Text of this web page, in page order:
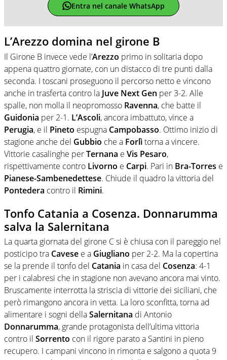
Entra nel canale WhatsApp
L’Arezzo domina nel girone B
Il Girone B invece vede l’Arezzo primo in solitaria dopo
appena quattro giornate, con un distacco di tre punti dalla
seconda. I toscani proseguono il percorso netto e vincono
anche in trasferta contro la Juve Next Gen per 3-2. Alle
spalle, non molla il neopromosso Ravenna, che batte il
Guidonia per 2-1. L’Ascoli, ancora imbattuto, vince a
Perugia, e il Pineto espugna Campobasso. Ottimo inizio di
stagione anche del Gubbio che a Forlìtorna a vincere.
Vittorie casalinghe perTernana e Vis Pesaro,
rispettivamente contro Livorno e Carpi. Pari in Bra-Torres e
Pianese-Sambenedettese. Chiude il quadro la vittoria del
Pontedera contro il Rimini.
Tonfo Catania a Cosenza. Donnarumma
salva la Salernitana
La quarta giornata del girone C si è chiusa con il pareggio nel
posticipo tra Cavese e a Giugliano per 2-2. Ma la copertina
se la prende il tonfo del Catania in casa del Cosenza: 4-1
per i calabresi che in stagione non avevano ancora mai vinto.
Bruscamente interrotta la striscia di vittorie dei siciliani, che
però rimangono ancora in vetta. La loro sconfitta, torna ad
alimentare i sogni dellaSalernitana di Antonio
Donnarumma, grande protagonista dell’ultima vittoria
contro il Sorrento con il rigore parato a Santini in pieno
recupero. I campani vincono in rimonta e salgono a quota 9